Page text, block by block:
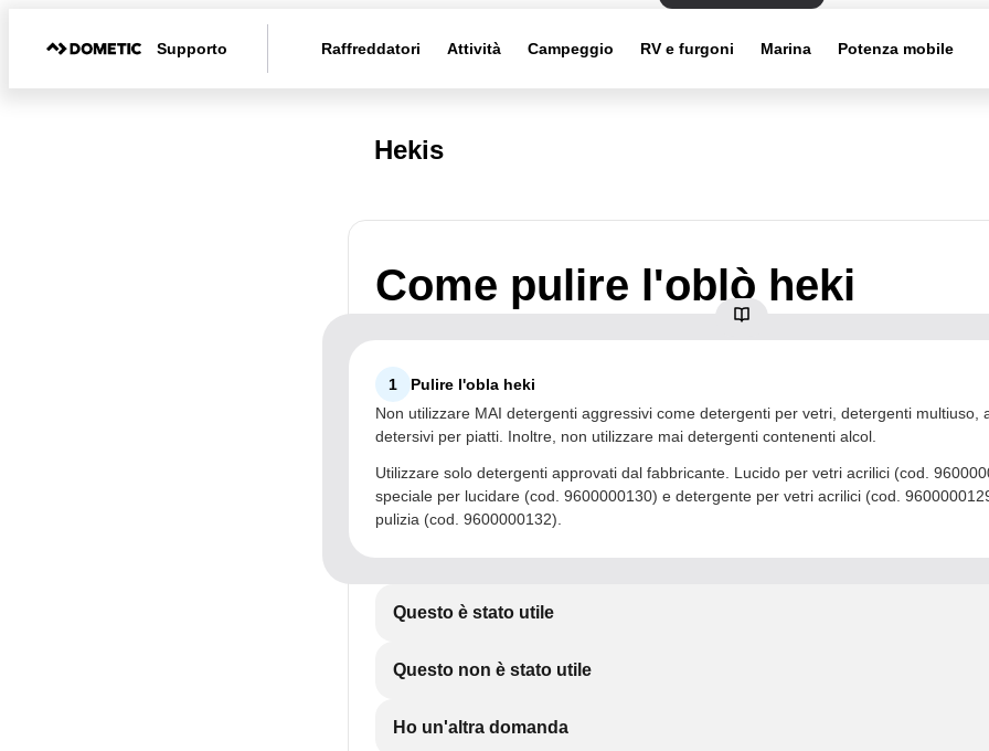
Supporto Raffreddatori Attività Campeggio RV e furgoni Marina Potenza mobile
Hekis
Come pulire l'oblò heki
1
Pulire l'obla heki
Non utilizzare MAI detergenti aggressivi come detergenti per vetri, detergenti multiuso,
detersivi per piatti. Inoltre, non utilizzare mai detergenti contenenti alcol.
Utilizzare solo detergenti approvati dal fabbricante. Lucido per vetri acrilici (cod.
speciale per lucidare (cod. 9600000130) e detergente per vetri acrilici (cod.
pulizia (cod. 9600000132).
Questo è stato utile
Questo non è stato utile
Ho un'altra domanda